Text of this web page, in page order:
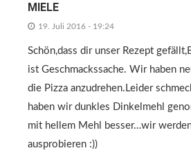
MIELE
19. Juli 2016 - 19:24
Schön,dass dir unser Rezept
ist Geschmackssache. Wir haben
die Pizza anzudrehen.Leider
haben wir dunkles Dinkelmehl
mit hellem Mehl besser…wir
ausprobieren :))